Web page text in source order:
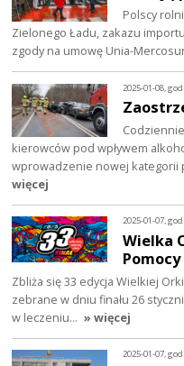
Polscy
Zielonego Ładu, zakazu
zgody na umowę Unia-
2025-01-08,
kierowców pod wpływem
wprowadzenie nowej kategorii
więcej
2025-01-07,
Wielka
Zbliża się 33 edycja Wielkiej
zebrane w dniu finału 26
w leczeniu… » więcej
2025-01-07,